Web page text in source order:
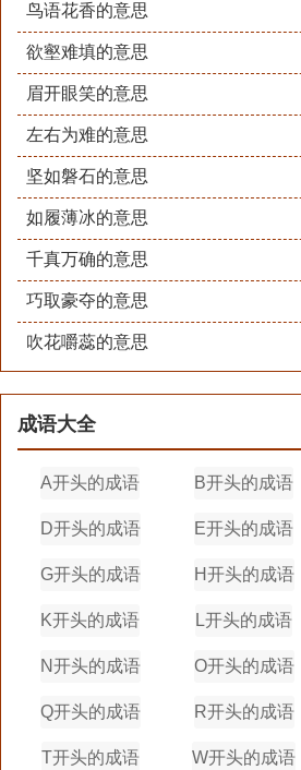
鸟语花香的意思
欲壑难填的意思
眉开眼笑的意思
左右为难的意思
坚如磐石的意思
如履薄冰的意思
千真万确的意思
巧取豪夺的意思
吹花嚼蕊的意思
成语大全
A开头的成语 B开头的成语
D开头的成语 E开头的成语
G开头的成语 H开头的成语
K开头的成语 L开头的成语
N开头的成语 O开头的成语
Q开头的成语 R开头的成语
T开头的成语 W开头的成语